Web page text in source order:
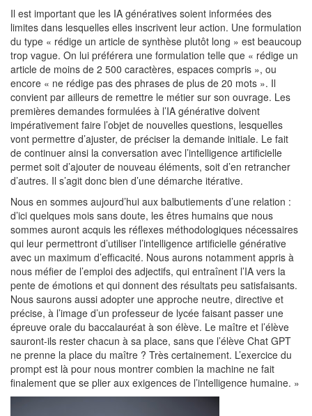
Il est important que les IA génératives soient informées des
limites dans lesquelles elles inscrivent leur action. Une formulation
du type « rédige un article de synthèse plutôt long » est beaucoup
trop vague. On lui préférera une formulation telle que « rédige un
article de moins de 2 500 caractères, espaces compris », ou
encore « ne rédige pas des phrases de plus de 20 mots ». Il
convient par ailleurs de remettre le métier sur son ouvrage. Les
premières demandes formulées à l’IA générative doivent
impérativement faire l’objet de nouvelles questions, lesquelles
vont permettre d’ajuster, de préciser la demande initiale. Le fait
de continuer ainsi la conversation avec l’intelligence artificielle
permet soit d’ajouter de nouveau éléments, soit d’en retrancher
d’autres. Il s’agit donc bien d’une démarche itérative.
Nous en sommes aujourd’hui aux balbutiements d’une relation :
d’ici quelques mois sans doute, les êtres humains que nous
sommes auront acquis les réflexes méthodologiques nécessaires
qui leur permettront d’utiliser l’intelligence artificielle générative
avec un maximum d’efficacité. Nous aurons notamment appris à
nous méfier de l’emploi des adjectifs, qui entraînent l’IA vers la
pente de émotions et qui donnent des résultats peu satisfaisants.
Nous saurons aussi adopter une approche neutre, directive et
précise, à l’image d’un professeur de lycée faisant passer une
épreuve orale du baccalauréat à son élève. Le maître et l’élève
sauront-ils rester chacun à sa place, sans que l’élève Chat GPT
ne prenne la place du maître ? Très certainement. L’exercice du
prompt est là pour nous montrer combien la machine ne fait
finalement que se plier aux exigences de l’intelligence humaine. »